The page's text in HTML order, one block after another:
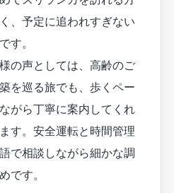
、予定に追われすぎない
す。
の声としては、高齢のご
を巡る旅でも、歩くペー
がら丁寧に案内してくれ
す。安全運転と時間管理
で相談しながら細かな調
です。